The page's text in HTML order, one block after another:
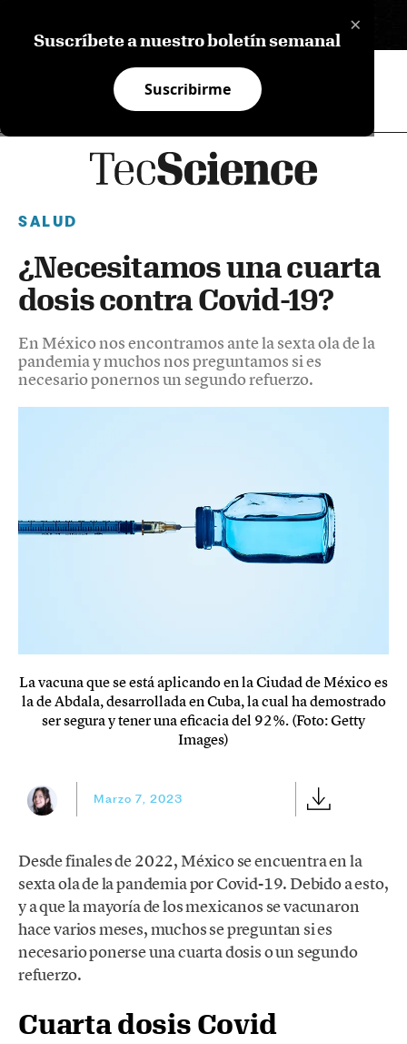
×
Suscríbete a nuestro boletín semanal
Suscribirme
SALUD
¿Necesitamos una cuarta
dosis contra Covid-19?
En México nos encontramos ante la sexta ola de la
pandemia y muchos nos preguntamos si es
necesario ponernos un segundo refuerzo.
La vacuna que se está aplicando en la Ciudad de México es
la de Abdala, desarrollada en Cuba, la cual ha demostrado
ser segura y tener una eficacia del 92%. (Foto: Getty
Images)
Marzo 7, 2023
Desde finales de 2022, México se encuentra en la
sexta ola de la pandemia por Covid-19. Debido a esto,
y a que la mayoría de los mexicanos se vacunaron
hace varios meses, muchos se preguntan si es
necesario ponerse una cuarta dosis o un segundo
refuerzo.
Cuarta dosis Covid